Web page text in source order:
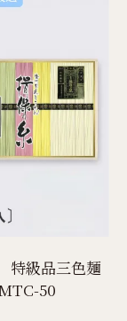
級品三色麺
50